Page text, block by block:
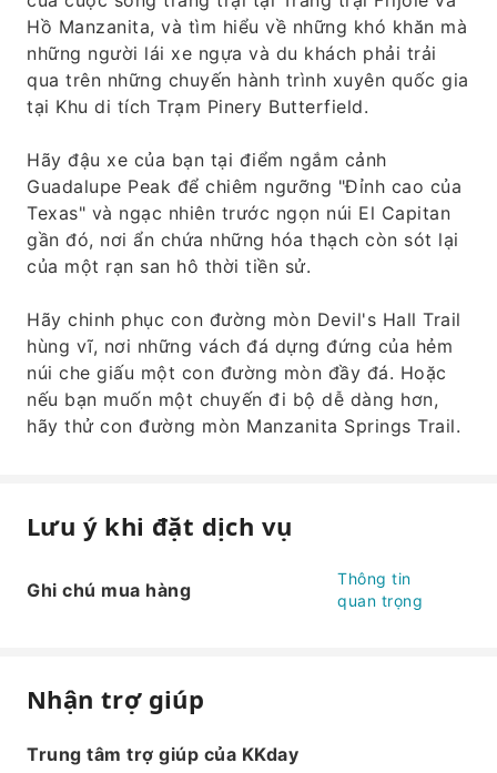
Hồ Manzanita, và tìm hiểu về những khó khăn mà
những người lái xe ngựa và du khách phải trải
qua trên những chuyến hành trình xuyên quốc gia
tại Khu di tích Trạm Pinery Butterfield.
Hãy đậu xe của bạn tại điểm ngắm cảnh
Guadalupe Peak để chiêm ngưỡng "Đỉnh cao của
Texas" và ngạc nhiên trước ngọn núi El Capitan
gần đó, nơi ẩn chứa những hóa thạch còn sót lại
của một rạn san hô thời tiền sử.
Hãy chinh phục con đường mòn Devil's Hall Trail
hùng vĩ, nơi những vách đá dựng đứng của hẻm
núi che giấu một con đường mòn đầy đá. Hoặc
nếu bạn muốn một chuyến đi bộ dễ dàng hơn,
hãy thử con đường mòn Manzanita Springs Trail.
Lưu ý khi đặt dịch vụ
Ghi chú mua hàng
Thông tin
quan trọng
Nhận trợ giúp
Trung tâm trợ giúp của KKday